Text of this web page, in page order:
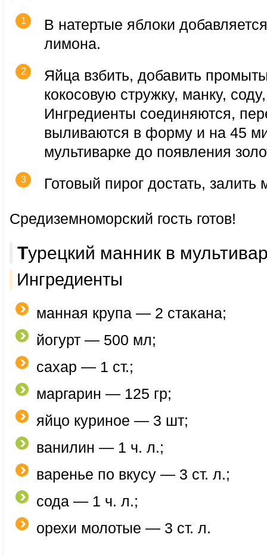
В натертые яблоки
лимона.
Яйца взбить, добавить
кокосовую стружку, манку,
Ингредиенты соединяются,
выливаются в форму и на 45
мультиварке до появления
Готовый пирог достать, залить
Средиземноморский гость готов!
Турецкий манник в
Ингредиенты
манная крупа — 2 стакана;
йогурт — 500 мл;
сахар — 1 ст.;
маргарин — 125 гр;
яйцо куриное — 3 шт;
ванилин — 1 ч. л.;
варенье по вкусу — 3 ст. л.;
сода — 1 ч. л.;
орехи молотые — 3 ст. л.